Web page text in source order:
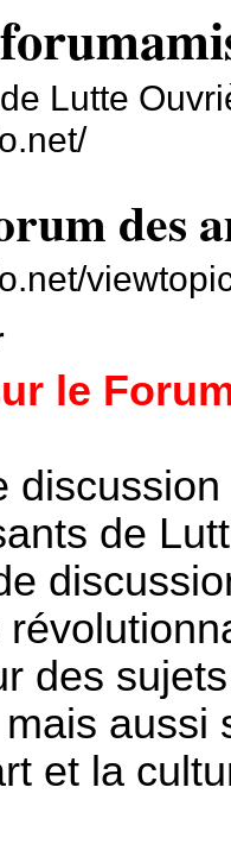
Lutte
des
le
de
des
aussi
et la